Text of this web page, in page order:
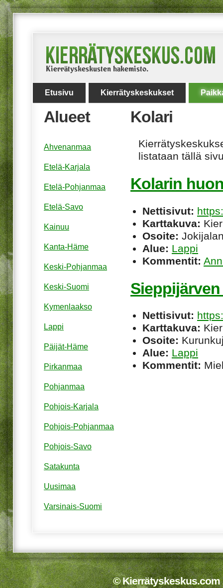
Etusivu Kierrätyskeskukset
Kolari
listataan tällä
Kolarin
Nettisivut:
Karttakuva:
Osoite:
Alue: Lappi
Kommentit:
Nettisivut:
Karttakuva:
Osoite:
Alue: Lappi
Kommentit:
Alueet
Ahvenanmaa
Etelä-Karjala
Etelä-Pohjanmaa
Etelä-Savo
Kainuu
Kanta-Häme
Keski-Pohjanmaa
Keski-Suomi
Kymenlaakso
Lappi
Päijät-Häme
Pirkanmaa
Pohjanmaa
Pohjois-Karjala
Pohjois-Pohjanmaa
Pohjois-Savo
Satakunta
Uusimaa
Varsinais-Suomi
© Kierrätyskeskus.com